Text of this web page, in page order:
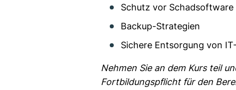
Schutz vor Schadsoftware
Backup-Strategien
Sichere Entsorgung von
Nehmen Sie an dem Kurs teil
Fortbildungspflicht für den